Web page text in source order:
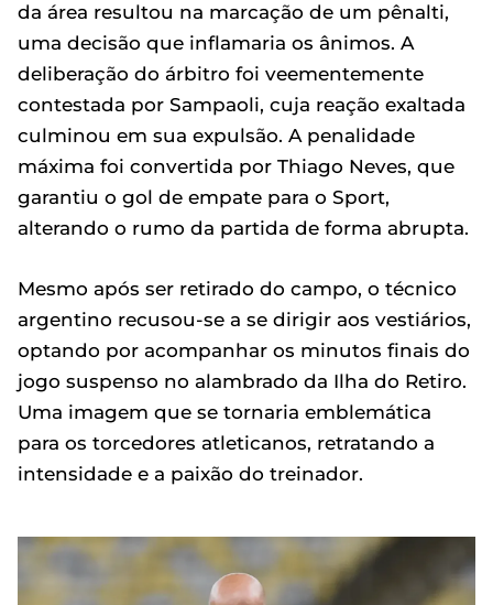
da área resultou na marcação de um pênalti,
uma decisão que inflamaria os ânimos. A
deliberação do árbitro foi veementemente
contestada por Sampaoli, cuja reação exaltada
culminou em sua expulsão. A penalidade
máxima foi convertida por Thiago Neves, que
garantiu o gol de empate para o Sport,
alterando o rumo da partida de forma abrupta.
Mesmo após ser retirado do campo, o técnico
argentino recusou-se a se dirigir aos vestiários,
optando por acompanhar os minutos finais do
jogo suspenso no alambrado da Ilha do Retiro.
Uma imagem que se tornaria emblemática
para os torcedores atleticanos, retratando a
intensidade e a paixão do treinador.